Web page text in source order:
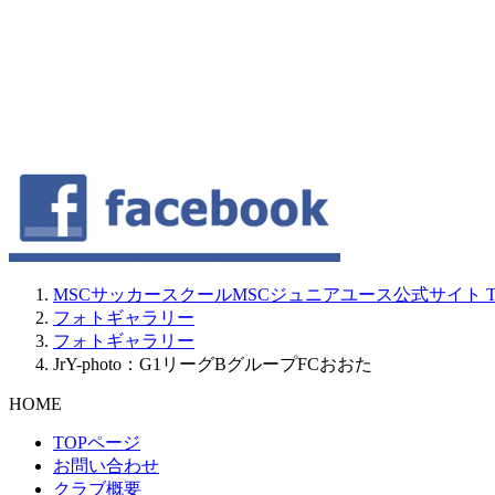
MSCサッカースクールMSCジュニアユース公式サイト
フォトギャラリー
フォトギャラリー
JrY-photo：G1リーグBグループFCおおた
HOME
TOPページ
お問い合わせ
クラブ概要